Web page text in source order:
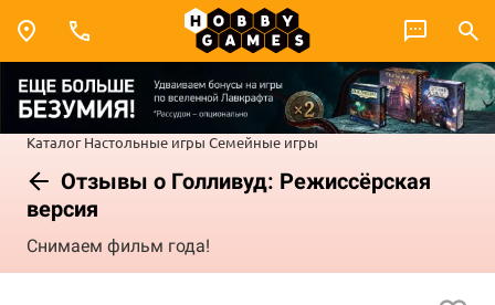
Каталог Настольные игры Семейные игры
Отзывы о Голливуд: Режиссёрская
версия
Снимаем фильм года!